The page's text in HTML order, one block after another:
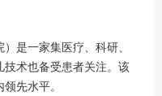
是一家集医疗、科研、
术也备受患者关注。该
先水平。